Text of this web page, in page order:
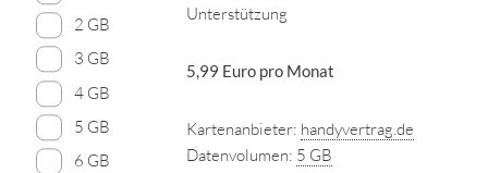
2 GB
3 GB
4 GB
5 GB
6 GB
Unterstützung
5,99 Euro pro Monat
Kartenanbieter: handyvertrag.de
Datenvolumen: 5 GB